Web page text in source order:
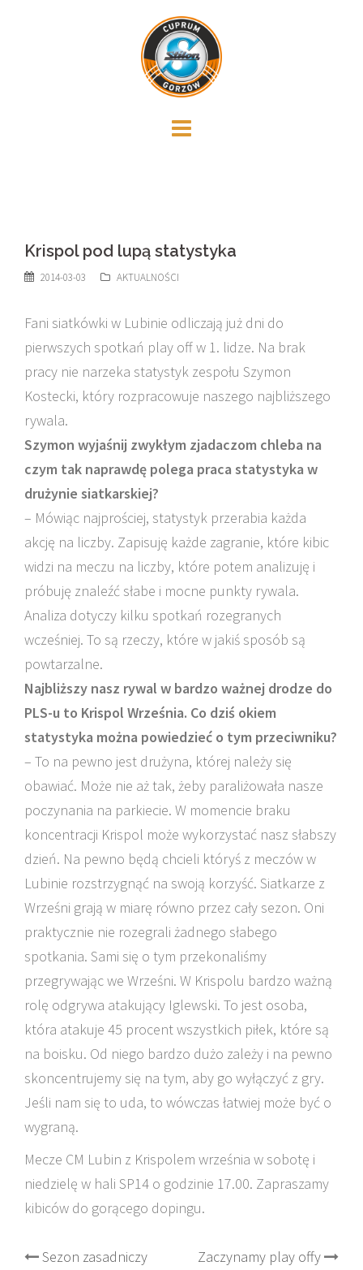
Krispol pod lupą statystyka
2014-03-03 AKTUALNOŚCI
Fani siatkówki w Lubinie odliczają już dni do
pierwszych spotkań play off w 1. lidze. Na brak
pracy nie narzeka statystyk zespołu Szymon
Kostecki, który rozpracowuje naszego najbliższego
rywala.
Szymon wyjaśnij zwykłym zjadaczom chleba na
czym tak naprawdę polega praca statystyka w
drużynie siatkarskiej?
– Mówiąc najprościej, statystyk przerabia każda
akcję na liczby. Zapisuję każde zagranie, które kibic
widzi na meczu na liczby, które potem analizuję i
próbuję znaleźć słabe i mocne punkty rywala.
Analiza dotyczy kilku spotkań rozegranych
wcześniej. To są rzeczy, które w jakiś sposób są
powtarzalne.
Najbliższy nasz rywal w bardzo ważnej drodze do
PLS-u to Krispol Września. Co dziś okiem
statystyka można powiedzieć o tym przeciwniku?
– To na pewno jest drużyna, której należy się
obawiać. Może nie aż tak, żeby paraliżowała nasze
poczynania na parkiecie. W momencie braku
koncentracji Krispol może wykorzystać nasz słabszy
dzień. Na pewno będą chcieli któryś z meczów w
Lubinie rozstrzygnąć na swoją korzyść. Siatkarze z
Wrześni grają w miarę równo przez cały sezon. Oni
praktycznie nie rozegrali żadnego słabego
spotkania. Sami się o tym przekonaliśmy
przegrywając we Wrześni. W Krispolu bardzo ważną
rolę odgrywa atakujący Iglewski. To jest osoba,
która atakuje 45 procent wszystkich piłek, które są
na boisku. Od niego bardzo dużo zależy i na pewno
skoncentrujemy się na tym, aby go wyłączyć z gry.
Jeśli nam się to uda, to wówczas łatwiej może być o
wygraną.
Mecze CM Lubin z Krispolem września w sobotę i
niedzielę w hali SP14 o godzinie 17.00. Zapraszamy
kibiców do gorącego dopingu.
Post
Sezon zasadniczy
Zaczynamy play offy